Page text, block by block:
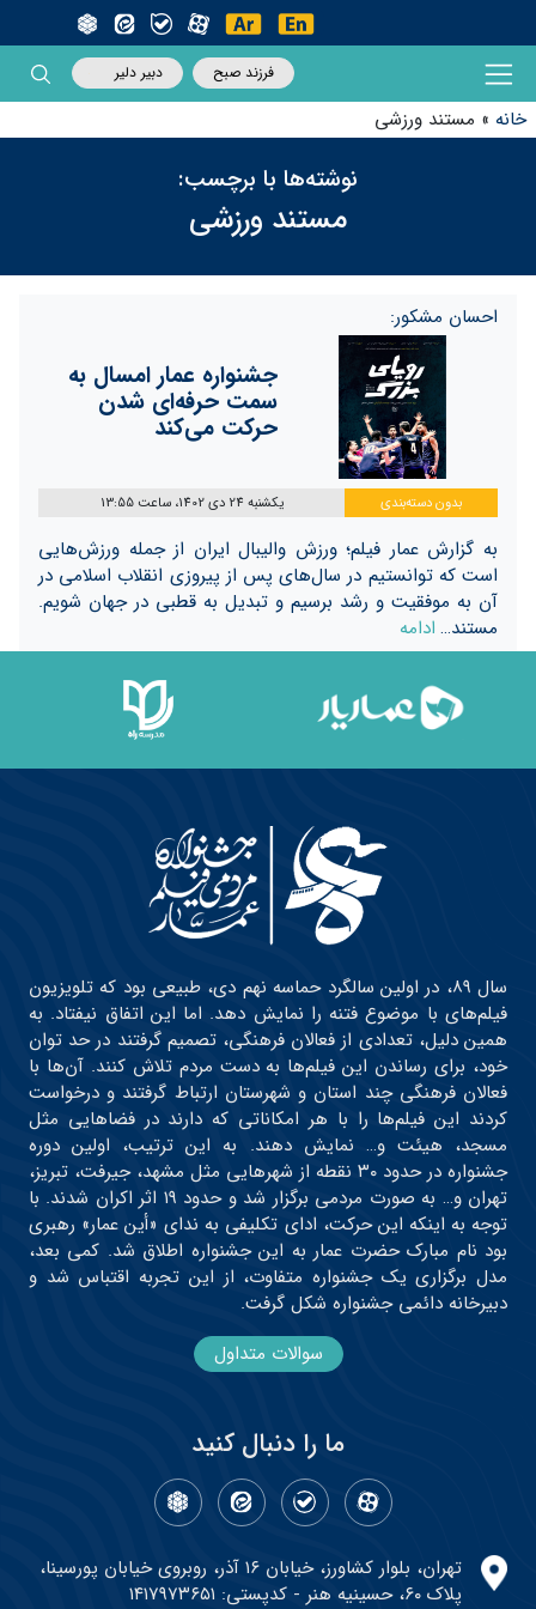
فرزند صبح دبیر دلیر
خانه » مستند ورزشی
نوشته‌ها با برچسب:
مستند ورزشی
احسان مشکور:
جشنواره عمار امسال به
سمت حرفه‌ای شدن
حرکت می‌کند
بدون دسته‌بندی یکشنبه 24 دی 1402، ساعت 13:55
به گزارش عمار فیلم؛ ورزش والیبال ایران از جمله ورزش‌هایی
است که توانستیم در سال‌های پس از پیروزی انقلاب اسلامی در
آن به موفقیت و رشد برسیم و تبدیل به قطبی در جهان شویم.
مستند… ادامه
سال ۸۹، در اولین سالگرد حماسه نهم دی، طبیعی بود که تلویزیون
فیلم‌های با موضوع فتنه را نمایش دهد. اما این اتفاق نیفتاد. به
همین دلیل، تعدادی از فعالان فرهنگی، تصمیم گرفتند در حد توان
خود، برای رساندن این فیلم‌ها به دست مردم تلاش کنند. آن‌ها با
فعالان فرهنگی چند استان و شهرستان ارتباط گرفتند و درخواست
کردند این فیلم‌ها را با هر امکاناتی که دارند در فضاهایی مثل
مسجد، هیئت و… نمایش دهند. به این ترتیب، اولین دوره
جشنواره در حدود ۳۰ نقطه از شهرهایی مثل مشهد، جیرفت، تبریز،
تهران و… به صورت مردمی برگزار شد و حدود ۱۹ اثر اکران شدند. با
توجه به اینکه این حرکت، ادای تکلیفی به ندای «أین عمار» رهبری
بود نام مبارک حضرت عمار به این جشنواره اطلاق شد. کمی بعد،
مدل برگزاری یک جشنواره متفاوت، از این تجربه اقتباس شد و
دبیرخانه دائمی جشنواره شکل گرفت.
سوالات متداول
ما را دنبال کنید
تهران، بلوار کشاورز، خیابان ۱۶ آذر، روبروی خیابان پورسینا،
پلاک ۶۰، حسینیه هنر - کدپستی: ۱۴۱۷۹۷۳۶۵۱